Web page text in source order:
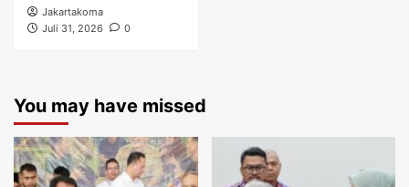
Jakartakoma
Juli 31, 2026
0
You may have missed